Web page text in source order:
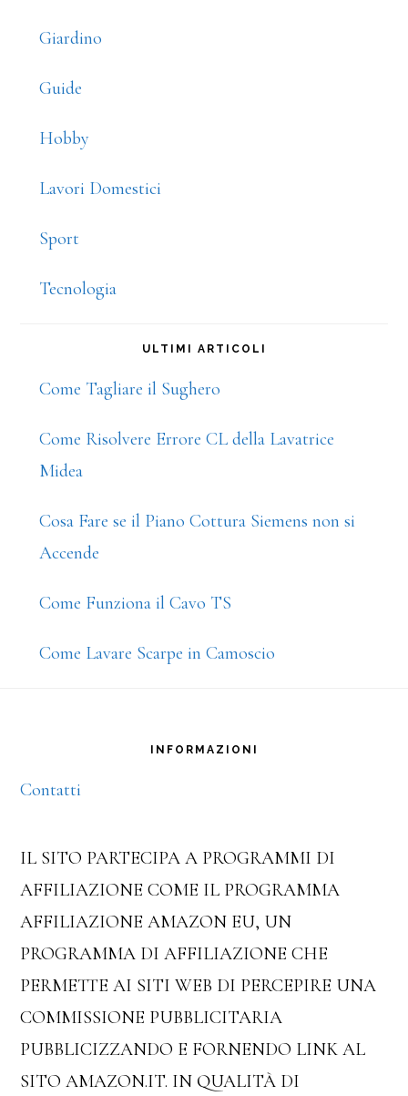
Giardino
Guide
Hobby
Lavori Domestici
Sport
Tecnologia
ULTIMI ARTICOLI
Come Tagliare il Sughero
Come Risolvere Errore CL della Lavatrice
Midea
Cosa Fare se il Piano Cottura Siemens non si
Accende
Come Funziona il Cavo TS
Come Lavare Scarpe in Camoscio
INFORMAZIONI
Contatti
IL SITO PARTECIPA A PROGRAMMI DI
AFFILIAZIONE COME IL PROGRAMMA
AFFILIAZIONE AMAZON EU, UN
PROGRAMMA DI AFFILIAZIONE CHE
PERMETTE AI SITI WEB DI PERCEPIRE UNA
COMMISSIONE PUBBLICITARIA
PUBBLICIZZANDO E FORNENDO LINK AL
SITO AMAZON.IT. IN QUALITÀ DI